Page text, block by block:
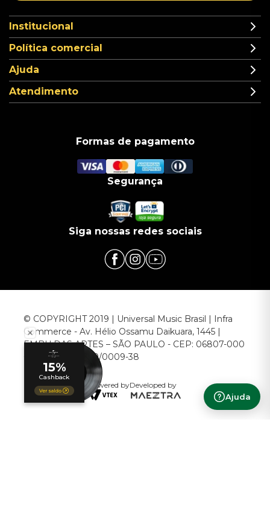
Ajuda
Institucional
Política comercial
Ajuda
Atendimento
Formas de pagamento
Segurança
Siga nossas redes sociais
© COPYRIGHT 2019 | Universal Music Brasil | Infra
Commerce - Av. Hélio Ossamu Daikuara, 1445 |
EMBU DAS ARTES – SÃO PAULO - CEP: 06807-000
CNPJ: 00.952.789/0009-38
Powered byDeveloped by